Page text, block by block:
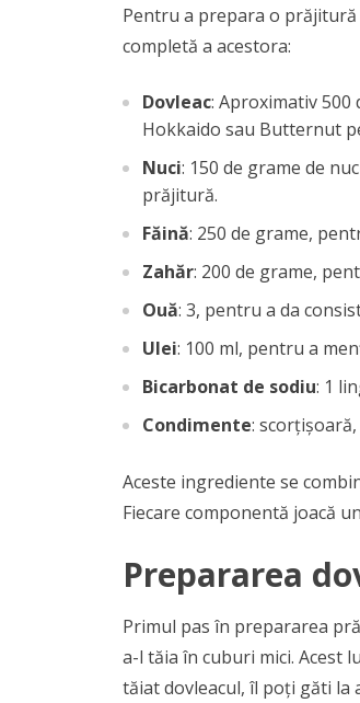
Pentru a prepara o prăjitură
completă a acestora:
Dovleac: Aproximativ 500
Hokkaido sau Butternut
Nuci: 150 de grame de
prăjitură.
Făină: 250 de grame,
Zahăr: 200 de grame,
Ouă: 3, pentru a da
Ulei: 100 ml, pentru a
Bicarbonat de sodiu: 1
Condimente:
Aceste ingrediente se
Fiecare componentă joacă
Prepararea
Primul pas în prepararea
a-l tăia în cuburi mici. Acest
tăiat dovleacul, îl poți găti la